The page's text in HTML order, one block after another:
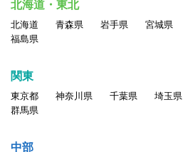
北海道・東北
北海道 青森県 岩手県 宮城県
福島県
関東
東京都 神奈川県 千葉県 埼玉県
群馬県
中部